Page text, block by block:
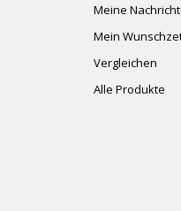
Meine
Mein
Vergleichen
Alle Produkte